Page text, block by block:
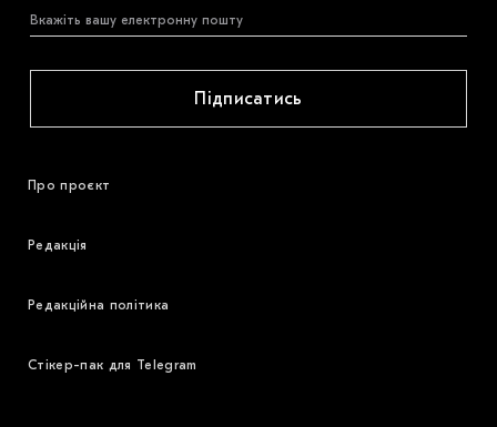
Підписатись
Про проєкт
Редакція
Редакційна політика
Стікер-пак для Telegram